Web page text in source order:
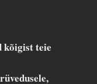
kõigist teie